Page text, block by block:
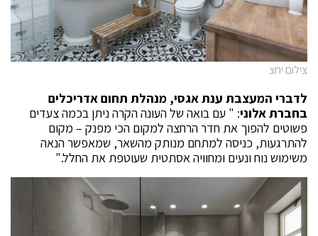
צילום יחצ
לדברי המעצבת ענת אגסי, מנהלת תחום אדריכלים
בחברת אלוני: " עם בואה של העונה הקרה ניתן בכמה צעדים
פשוטים להפוך את חדר הרחצה למקום הכי מפנק – מקום
להתרגעות, כניסה למתחם מנותק מהשאר, שמאפשר הנאה
משימוש נוח ונעים ומחוויה אסתטית שעוטפת את החלל."